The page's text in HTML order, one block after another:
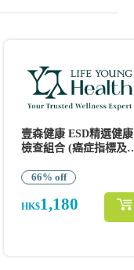
壹森健康 ESD精選健康
檢查組合 (癌症指標及
66% off
HK$1,180